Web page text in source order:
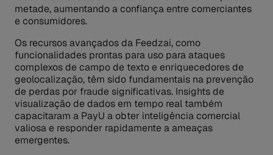
metade, aumentando a confiança entre comerciantes
e consumidores.
Os recursos avançados da Feedzai, como
funcionalidades prontas para uso para ataques
complexos de campo de texto e enriquecedores de
geolocalização, têm sido fundamentais na prevenção
de perdas por fraude significativas. Insights de
visualização de dados em tempo real também
capacitaram a PayU a obter inteligência comercial
valiosa e responder rapidamente a ameaças
emergentes.